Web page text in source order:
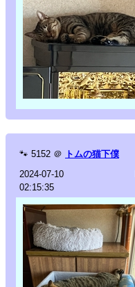
🐾 5152 ＠ トムの猫下僕
2024-07-10
02:15:35